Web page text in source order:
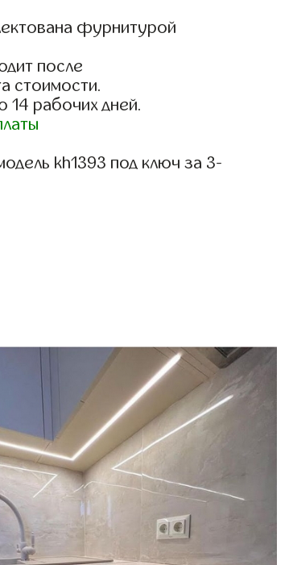
фурнитурой
после
стоимости.
14 рабочих дней.
kh1393 под ключ за 3-